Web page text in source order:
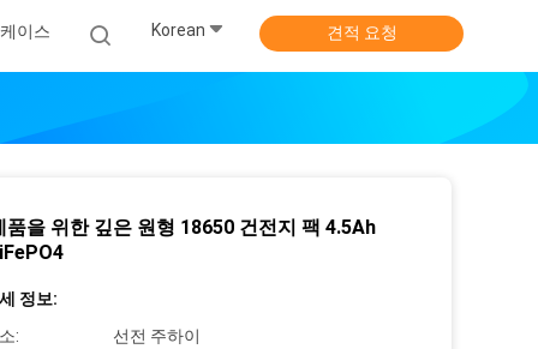
케이스 Korean 견적 요청
품을 위한 깊은 원형 18650 건전지 팩 4.5Ah
정보:
:
선전 주하이